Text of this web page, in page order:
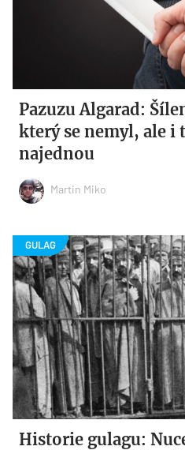
Pazuzu Algarad:
který se nemyl, ale i
najednou
Martin Miko
Historie gulagu: